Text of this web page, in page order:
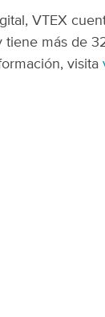
VTEX
más de
visita